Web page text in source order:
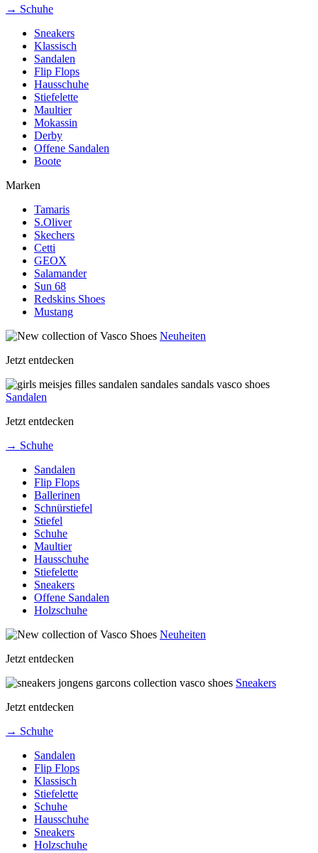
→ Schuhe
Sneakers
Klassisch
Sandalen
Flip Flops
Hausschuhe
Stiefelette
Maultier
Mokassin
Derby
Offene Sandalen
Boote
Marken
Tamaris
S.Oliver
Skechers
Cetti
GEOX
Salamander
Sun 68
Redskins Shoes
Mustang
Neuheiten
Jetzt entdecken
Sandalen
Jetzt entdecken
→ Schuhe
Sandalen
Flip Flops
Ballerinen
Schnürstiefel
Stiefel
Schuhe
Maultier
Hausschuhe
Stiefelette
Sneakers
Offene Sandalen
Holzschuhe
Neuheiten
Jetzt entdecken
Sneakers
Jetzt entdecken
→ Schuhe
Sandalen
Flip Flops
Klassisch
Stiefelette
Schuhe
Hausschuhe
Sneakers
Holzschuhe